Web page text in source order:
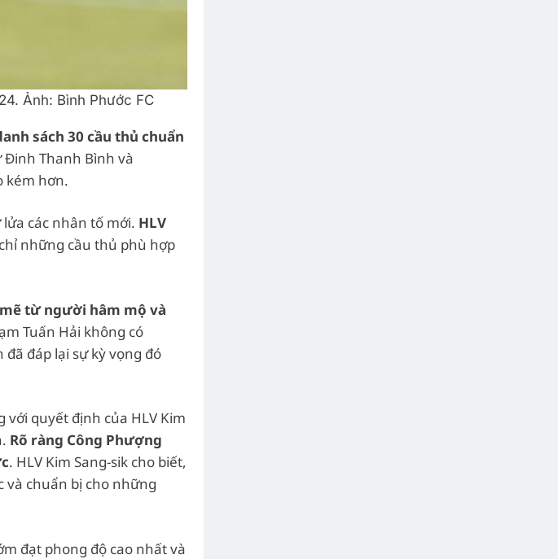
Ảnh: Bình Phước FC
sách 30 cầu thủ chuẩn
Thanh Bình và
kém hơn.
các nhân tố mới. HLV
những cầu thủ phù hợp
từ người hâm mộ và
Tuấn Hải không có
đáp lại sự kỳ vọng đó
quyết định của HLV Kim
Rõ ràng Công Phượng
. HLV Kim Sang-sik cho biết,
và chuẩn bị cho những
đạt phong độ cao nhất và